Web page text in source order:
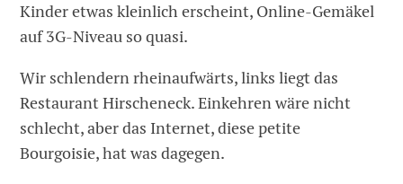
Kinder etwas kleinlich erscheint, Online-Gemäkel
auf 3G-Niveau so quasi.
Wir schlendern rheinaufwärts, links liegt das
Restaurant Hirscheneck. Einkehren wäre nicht
schlecht, aber das Internet, diese petite
Bourgoisie, hat was dagegen.